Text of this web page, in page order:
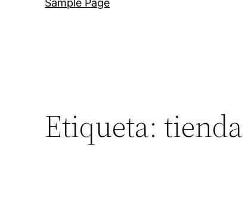
Sample Page
Etiqueta: